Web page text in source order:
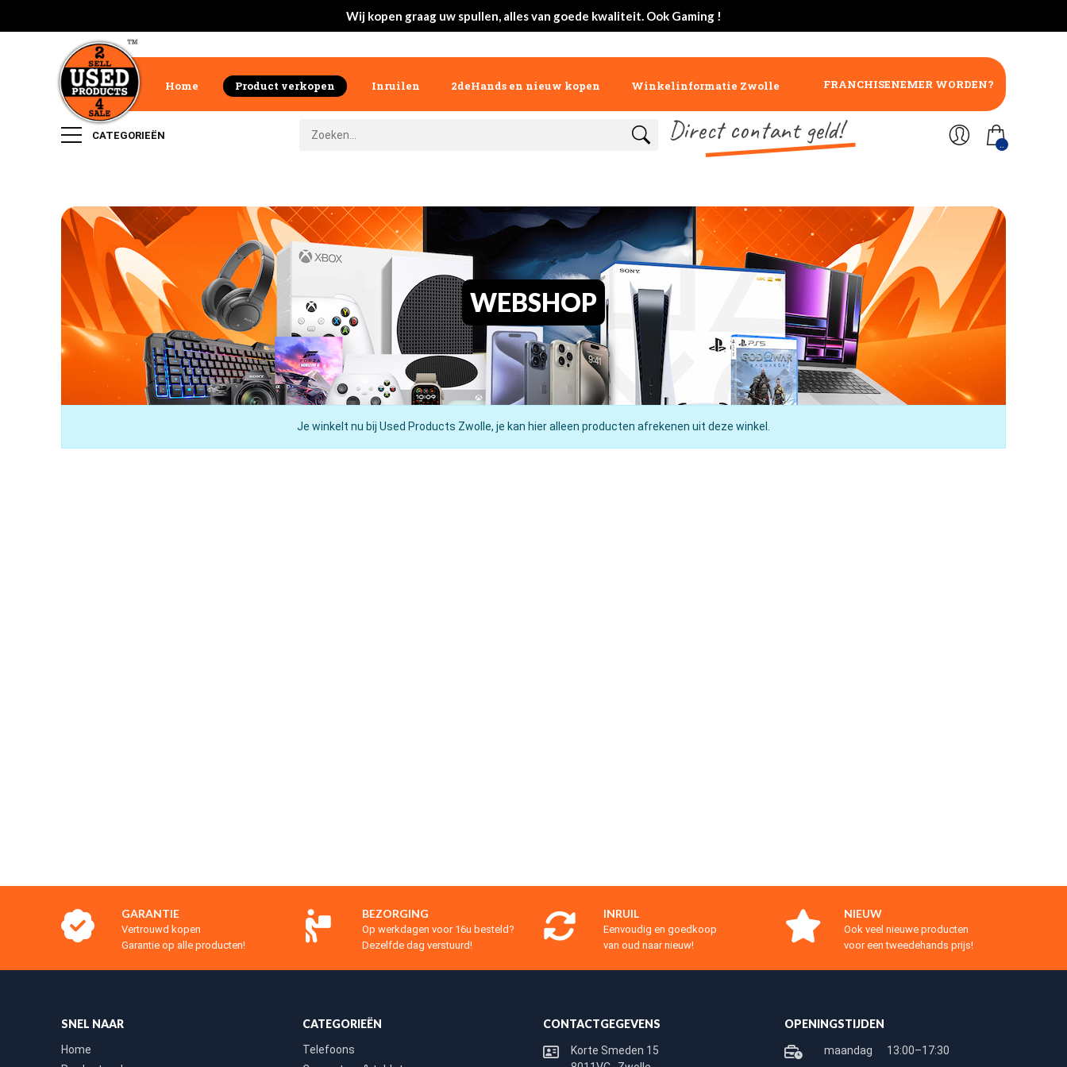
Wij kopen graag uw spullen, alles van goede kwaliteit. Ook Gaming !
Home Product verkopen Inruilen 2deHands en nieuw kopen Winkelinformatie Zwolle FRANCHISENEMER WORDEN?
CATEGORIEËN Direct contant geld! ..
WEBSHOP
Je winkelt nu bij Used Products Zwolle, je kan hier alleen producten afrekenen uit deze winkel.
GARANTIE
Vertrouwd kopen
Garantie op alle producten!
BEZORGING
Op werkdagen voor 16u besteld?
Dezelfde dag verstuurd!
INRUIL
Eenvoudig en goedkoop
van oud naar nieuw!
NIEUW
Ook veel nieuwe producten
voor een tweedehands prijs!
SNEL NAAR
Home
CATEGORIEËN
Telefoons
CONTACTGEGEVENS
Korte Smeden 15
OPENINGSTIJDEN
maandag 13:00–17:30